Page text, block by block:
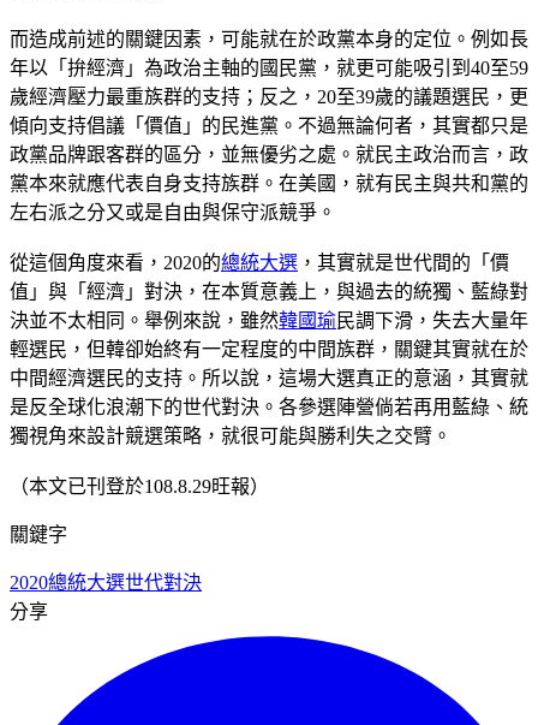
而造成前述的關鍵因素，可能就在於政黨本身的定位。例如長
年以「拚經濟」為政治主軸的國民黨，就更可能吸引到40至59
歲經濟壓力最重族群的支持；反之，20至39歲的議題選民，更
傾向支持倡議「價值」的民進黨。不過無論何者，其實都只是
政黨品牌跟客群的區分，並無優劣之處。就民主政治而言，政
黨本來就應代表自身支持族群。在美國，就有民主與共和黨的
左右派之分又或是自由與保守派競爭。
從這個角度來看，2020的總統大選 ，其實就是世代間的「價
值」與「經濟」對決，在本質意義上，與過去的統獨、藍綠對
決並不太相同。舉例來說，雖然韓國瑜民調下滑，失去大量年
輕選民，但韓卻始終有一定程度的中間族群，關鍵其實就在於
中間經濟選民的支持。所以說，這場大選真正的意涵，其實就
是反全球化浪潮下的世代對決。各參選陣營倘若再用藍綠、統
獨視角來設計競選策略，就很可能與勝利失之交臂。
（本文已刊登於108.8.29旺報）
關鍵字
2020總統大選世代對決
分享